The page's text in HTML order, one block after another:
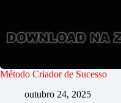
Método Criador de Sucesso
outubro 24, 2025